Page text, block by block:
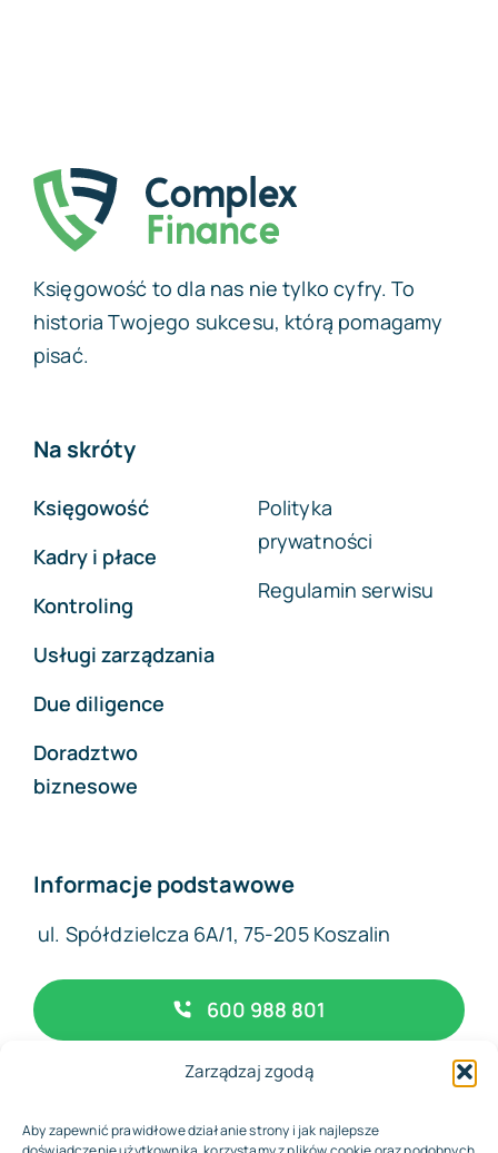
Zarządzaj zgodą
Aby zapewnić prawidłowe działanie strony i jak najlepsze
Księgowość to dla nas nie tylko cyfry. To
historia Twojego sukcesu, którą pomagamy
pisać.
Na skróty
Księgowość
Kadry i płace
Kontroling
Usługi zarządzania
Due diligence
Doradztwo
biznesowe
Polityka
prywatności
Regulamin serwisu
Informacje podstawowe
ul. Spółdzielcza 6A/1, 75-205 Koszalin
600 988 801
biuro@complexfinance.pl